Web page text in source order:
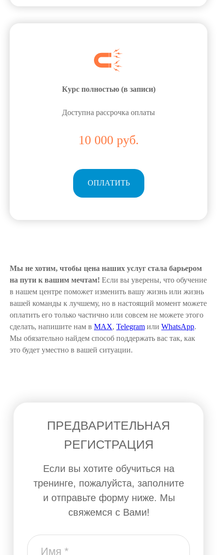
Курс полностью (в записи)
Доступна рассрочка оплаты
10 000 руб.
ОПЛАТИТЬ
Мы не хотим, чтобы цена наших услуг стала барьером
на пути к вашим мечтам! Если вы уверены, что обучение
в нашем центре поможет изменить вашу жизнь или жизнь
вашей команды к лучшему, но в настоящий момент можете
оплатить его только частично или совсем не можете этого
сделать, напишите нам в MAX, Telegram или WhatsApp.
Мы обязательно найдем способ поддержать вас так, как
это будет уместно в вашей ситуации.